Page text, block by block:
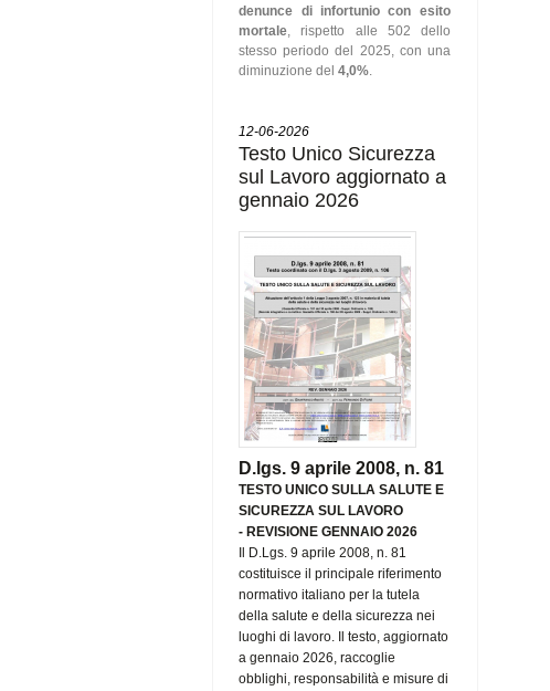
denunce di infortunio con esito
mortale , rispetto alle 502 dello
stesso periodo del 2025, con una
diminuzione del4,0%
12-06-2026
Testo Unico Sicurezza
sul Lavoro aggiornato a
gennaio 2026
D.lgs. 9 aprile 2008, n. 81
TESTO UNICO SULLA SALUTE E
SICUREZZA SUL LAVORO
- REVISIONE GENNAIO 2026
Il D.Lgs. 9 aprile 2008, n. 81
costituisce il principale riferimento
normativo italiano per la tutela
della salute e della sicurezza nei
luoghi di lavoro. Il testo, aggiornato
a gennaio 2026, raccoglie
obblighi, responsabilità e misure di